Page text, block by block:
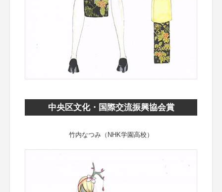
中央区文化・国際交流振興協会賞
竹内なつみ（NHK学園高校）